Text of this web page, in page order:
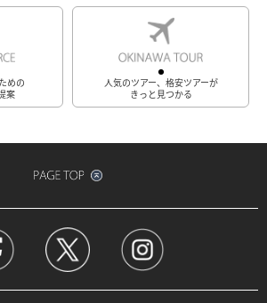
めの
案
人気のツアー、格安ツアーが
きっと見つかる